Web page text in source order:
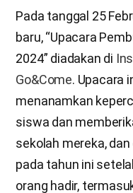
Pada tanggal 25
baru, “Upacara
2024” diadakan di
Go&Come. Upacara
menanamkan
siswa dan
sekolah mereka,
pada tahun ini
orang hadir,